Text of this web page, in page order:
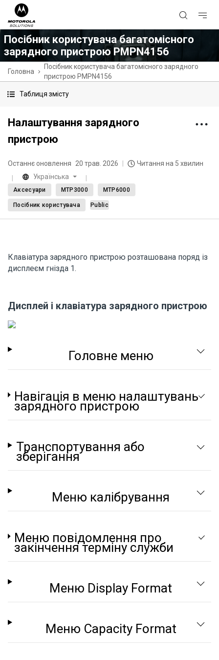
Посібник користувача багатомісного
зарядного пристрою PMPN4156
Головна
Посібник користувача багатомісного зарядного
пристрою PMPN4156
Таблиця змісту
Налаштування зарядного
пристрою
Останнє оновлення 20 трав. 2026
Читання на 5 хвилин
Українська
Аксесуари MTP3000 MTP6000
Посібник користувача Public
Клавіатура зарядного пристрою розташована поряд із
дисплеєм гнізда 1.
Дисплей і клавіатура зарядного пристрою
Головне меню
Навігація в меню налаштувань
зарядного пристрою
Транспортування або
зберігання
Меню калібрування
Меню повідомлення про
закінчення терміну служби
Меню Display Format
Меню Capacity Format